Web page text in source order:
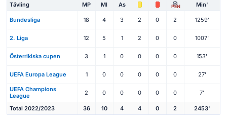
Tävling MP Ml As PEN Min'
Bundesliga 18 4 3 2 0 2 1259'
2. Liga 12 5 1 2 0 0 1007'
Österrikiska cupen 3 1 0 0 0 0 153'
UEFA Europa League 1 0 0 0 0 0 27'
UEFA Champions
League
2 0 0 0 0 0 7'
Total 2022/2023 36 10 4 4 0 2 2453'